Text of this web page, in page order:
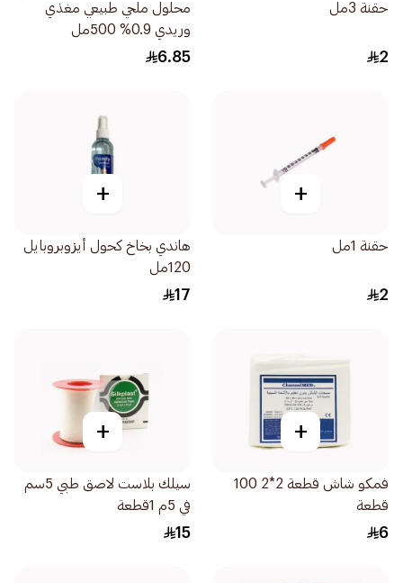
حقنة 3مل
2
محلول ملحي طبيعي مغذي
وريدي 0.9% 500مل
6.85
+
حقنة 1مل
2
+
هاندي بخاخ كحول أيزوبروبايل
120مل
17
+
فمكو شاش قطعة 2*2 100
قطعة
6
+
سيلك بلاست لاصق طبي 5سم
في 5م 1قطعة
15